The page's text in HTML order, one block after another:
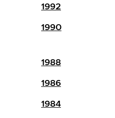
1992
1990
1988
1986
1984